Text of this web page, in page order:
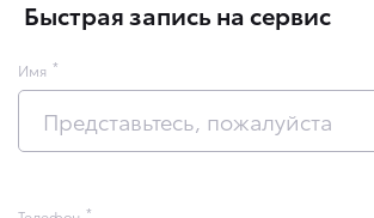
Быстрая запись на сервис
Имя